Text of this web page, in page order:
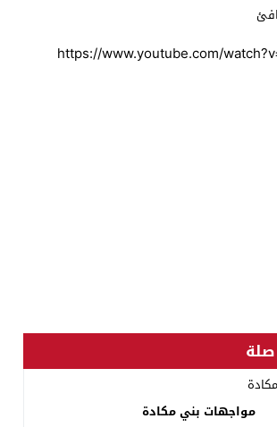
https://www.youtube.com/
مواجهات بني مكادة